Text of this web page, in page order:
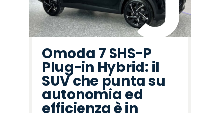
Omoda 7 SHS-P
Plug-in Hybrid: il
SUV che punta su
autonomia ed
efficienza è in